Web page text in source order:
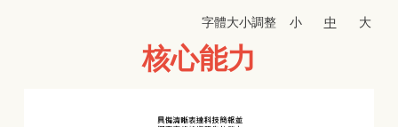
字體大小調整 小 中 大
核心能力